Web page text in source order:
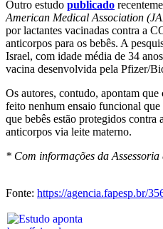
Outro estudo publicado
American Medical Association
por lactantes vacinadas contra a
anticorpos para os bebês. A
Israel, com idade média de 34
vacina desenvolvida pela Pfizer/
Os autores, contudo, apontam
feito nenhum ensaio funcional
que bebês estão protegidos
anticorpos via leite materno.
* Com informações da
Fonte: https://agencia.fapesp.br/